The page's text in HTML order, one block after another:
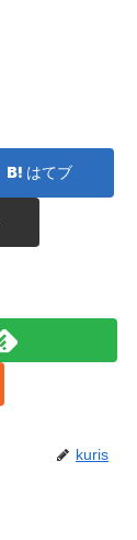
はてブ
kuris